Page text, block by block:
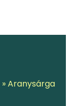
»Aranysárga